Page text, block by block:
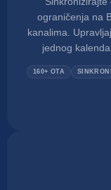
ograničenja na
kanalima.
jednog
160+ OTA